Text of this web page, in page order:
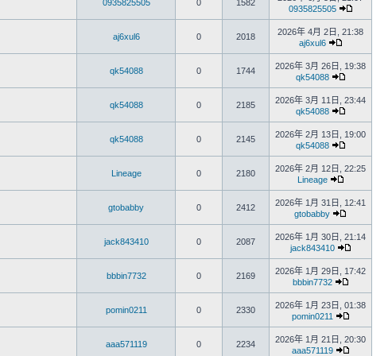
0935825505 0 1582
0935825505
aj6xul6 0 2018
2026年 4月 2日, 21:38
aj6xul6
qk54088 0 1744
2026年 3月 26日, 19:38
qk54088
qk54088 0 2185
2026年 3月 11日, 23:44
qk54088
qk54088 0 2145
2026年 2月 13日, 19:00
qk54088
Lineage 0 2180
2026年 2月 12日, 22:25
Lineage
gtobabby 0 2412
2026年 1月 31日, 12:41
gtobabby
jack843410 0 2087
2026年 1月 30日, 21:14
jack843410
bbbin7732 0 2169
2026年 1月 29日, 17:42
bbbin7732
pomin0211 0 2330
2026年 1月 23日, 01:38
pomin0211
aaa571119 0 2234
2026年 1月 21日, 20:30
aaa571119